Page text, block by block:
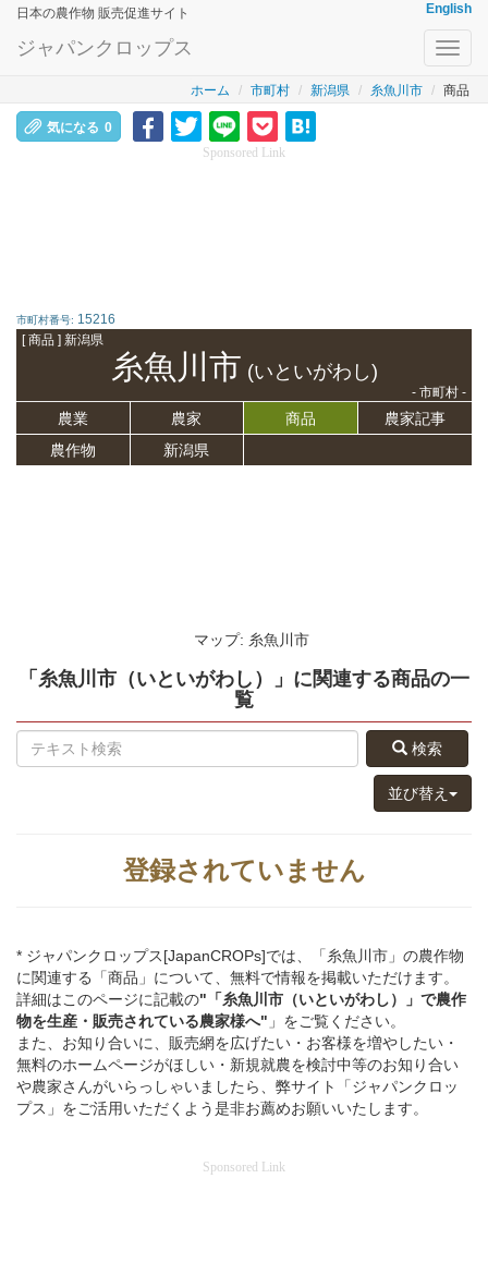
日本の農作物 販売促進サイト English
ジャパンクロップス
ホーム 市町村 新潟県 糸魚川市 商品
気になる 0
Sponsored Link
市町村番号: 15216
[ 商品 ] 新潟県
糸魚川市 (いといがわし)
- 市町村 -
農業 農家 商品
農家記事
農作物
新潟県
マップ: 糸魚川市
「糸魚川市（いといがわし）」 に関連する商品の一
覧
検索
並び替え
登録されていません
* ジャパンクロップス[JapanCROPs]では、「糸魚川市」の農作物
に関連する「商品」について、無料で情報を掲載いただけます。
詳細はこのページに記載の"「糸魚川市（いといがわし）」 で農作
物を生産・販売されている農家様へ" 」をご覧ください。
また、お知り合いに、販売網を広げたい・お客様を増やしたい・
無料のホームページがほしい・新規就農を検討中等のお知り合い
や農家さんがいらっしゃいましたら、弊サイト「ジャパンクロッ
プス」をご活用いただくよう是非お薦めお願いいたします。
Sponsored Link